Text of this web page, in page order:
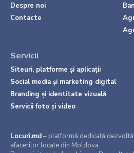
Despre noi
Contacte
Servicii
Siteuri, platforme și aplicații
Social media și marketing digital
Branding și identitate vizuală
Servicii foto și video
Locuri.md– platformă dedicată
afacerilor locale din Moldova.